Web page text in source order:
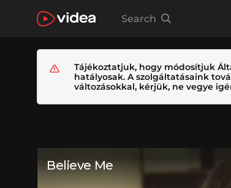
Search
Tájékoztatjuk, hogy módosítjuk
hatályosak. A szolgáltatásaink
változásokkal, kérjük, ne vegye